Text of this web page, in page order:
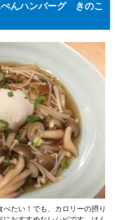
んハンバーグ きのこ
たい！でも、カロリーの摂り